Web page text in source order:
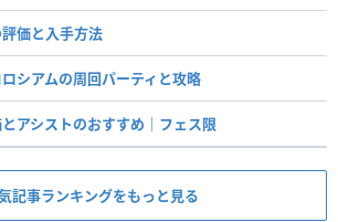
価と入手方法
シアムの周回パーティと攻略
アシストのおすすめ｜フェス限
記事ランキングをもっと見る